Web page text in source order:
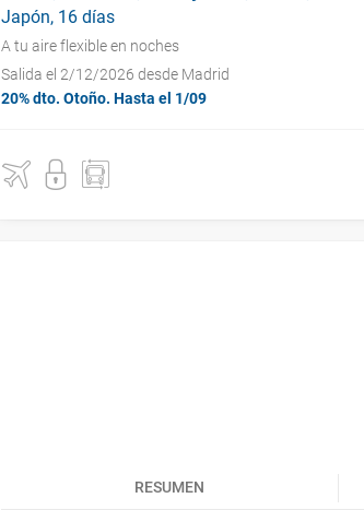
Japón, 16 días
A tu aire flexible en noches
Salida el 2/12/2026 desde Madrid
20% dto. Otoño. Hasta el 1/09
RESUMEN